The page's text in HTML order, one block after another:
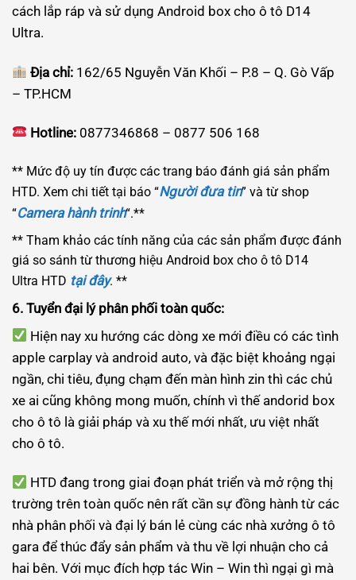
cách lắp ráp và sử dụng Android box cho ô tô D14
Ultra.
Địa chỉ: 162/65 Nguyễn Văn Khối – P.8 – Q. Gò Vấp
– TP.HCM
Hotline: 0877346868 – 0877 506 168
** Mức độ uy tín được các trang báo đánh giá sản phẩm
HTD. Xem chi tiết tại báo “Người đưa tin” và từ shop
“Camera hành trinh“.**
** Tham khảo các tính năng của các sản phẩm được đánh
giá so sánh từ thương hiệu Android box cho ô tô D14
Ultra HTD tại đây. **
6. Tuyển đại lý phân phối toàn quốc:
Hiện nay xu hướng các dòng xe mới điều có các tình
apple carplay và android auto, và đặc biệt khoảng ngại
ngần, chi tiêu, đụng chạm đến màn hình zin thì các chủ
xe ai cũng không mong muốn, chính vì thế andorid box
cho ô tô là giải pháp và xu thế mới nhất, ưu việt nhất
cho ô tô.
HTD đang trong giai đoạn phát triển và mở rộng thị
trường trên toàn quốc nên rất cần sự đồng hành từ các
nhà phân phối và đại lý bán lẻ cùng các nhà xưởng ô tô
gara để thúc đẩy sản phẩm và thu về lợi nhuận cho cả
hai bên. Với mục đích hợp tác Win – Win thì ngại gì mà